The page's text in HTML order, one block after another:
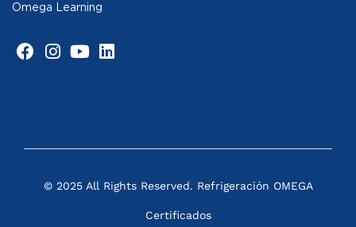
Omega Learning
© 2025 All Rights Reserved. Refrigeración OMEGA
Certificados